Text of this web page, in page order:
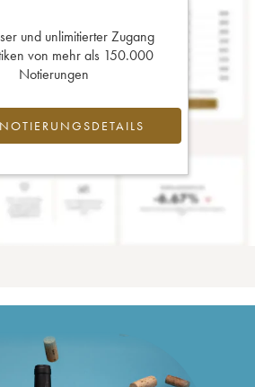
und unlimitierter Zugang
von mehr als 150.000
Notierungen